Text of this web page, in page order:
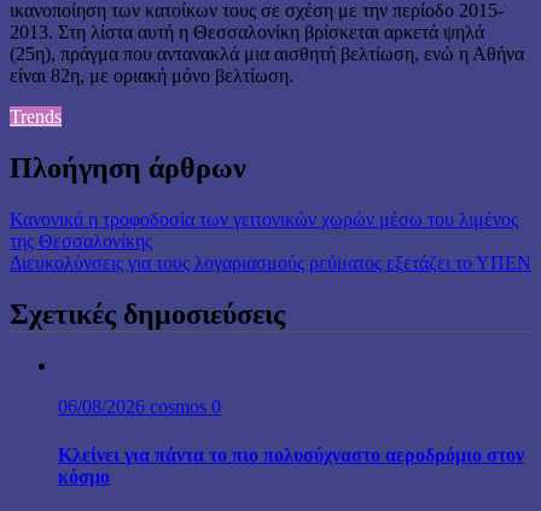
ικανοποίηση των κατοίκων τους σε σχέση με την περίοδο 2015-
2013. Στη λίστα αυτή η Θεσσαλονίκη βρίσκεται αρκετά ψηλά
(25η), πράγμα που αντανακλά μια αισθητή βελτίωση, ενώ η Αθήνα
είναι 82η, με οριακή μόνο βελτίωση.
Trends
Πλοήγηση άρθρων
Κανονικά η τροφοδοσία των γειτονικών χωρών μέσω του λιμένος
της Θεσσαλονίκης
Διευκολύνσεις για τους λογαριασμούς ρεύματος εξετάζει το ΥΠΕΝ
Σχετικές δημοσιεύσεις
06/08/2026 cosmos 0
Κλείνει για πάντα το πιο πολυσύχναστο αεροδρόμιο στον
κόσμο